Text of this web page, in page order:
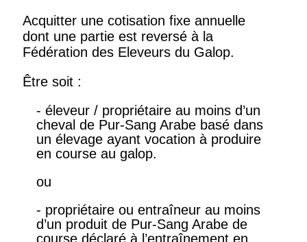
Acquitter une cotisation fixe annuelle
dont une partie est reversé à la
Fédération des Eleveurs du Galop.
Être soit :
- éleveur / propriétaire au moins d’un
cheval de Pur-Sang Arabe basé dans
un élevage ayant vocation à produire
en course au galop.
ou
- propriétaire ou entraîneur au moins
d’un produit de Pur-Sang Arabe de
course déclaré à l’entraînement en